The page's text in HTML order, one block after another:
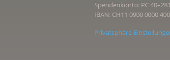
Spendenkonto: PC
IBAN: CH11 0900 0000
Privatsphäre-